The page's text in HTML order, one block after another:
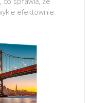
efektownie.